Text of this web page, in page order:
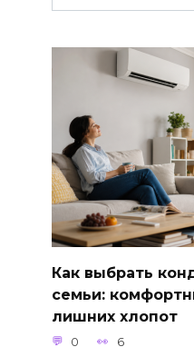
Как выбрать
семьи:
лишних хлопот
0 6